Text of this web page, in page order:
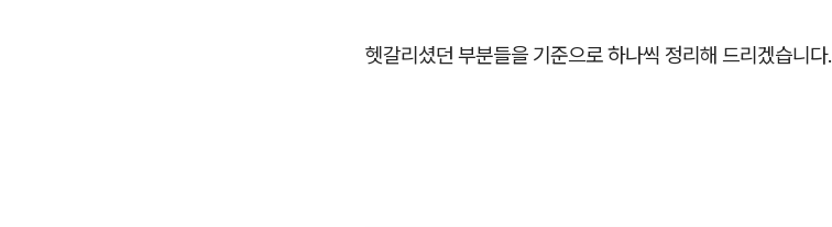
헷갈리셨던 부분들을 기준으로 하나씩 정리해 드리겠습니다.